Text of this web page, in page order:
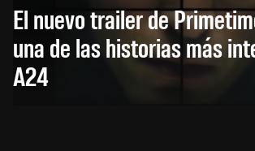
El nuevo trailer de
una de las historias más
A24